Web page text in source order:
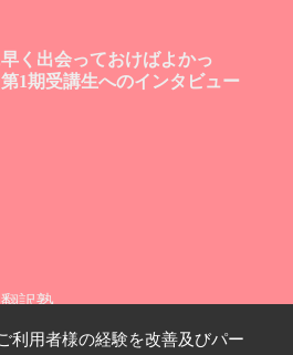
く出会っておけばよかっ
1期受講生へのインタビュー
訳塾
利用者様の経験を改善及びパー